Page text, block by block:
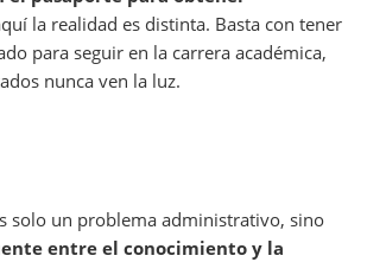
la realidad es distinta. Basta con tener
para seguir en la carrera académica,
nunca ven la luz.
solo un problema administrativo, sino
entre el conocimiento y la